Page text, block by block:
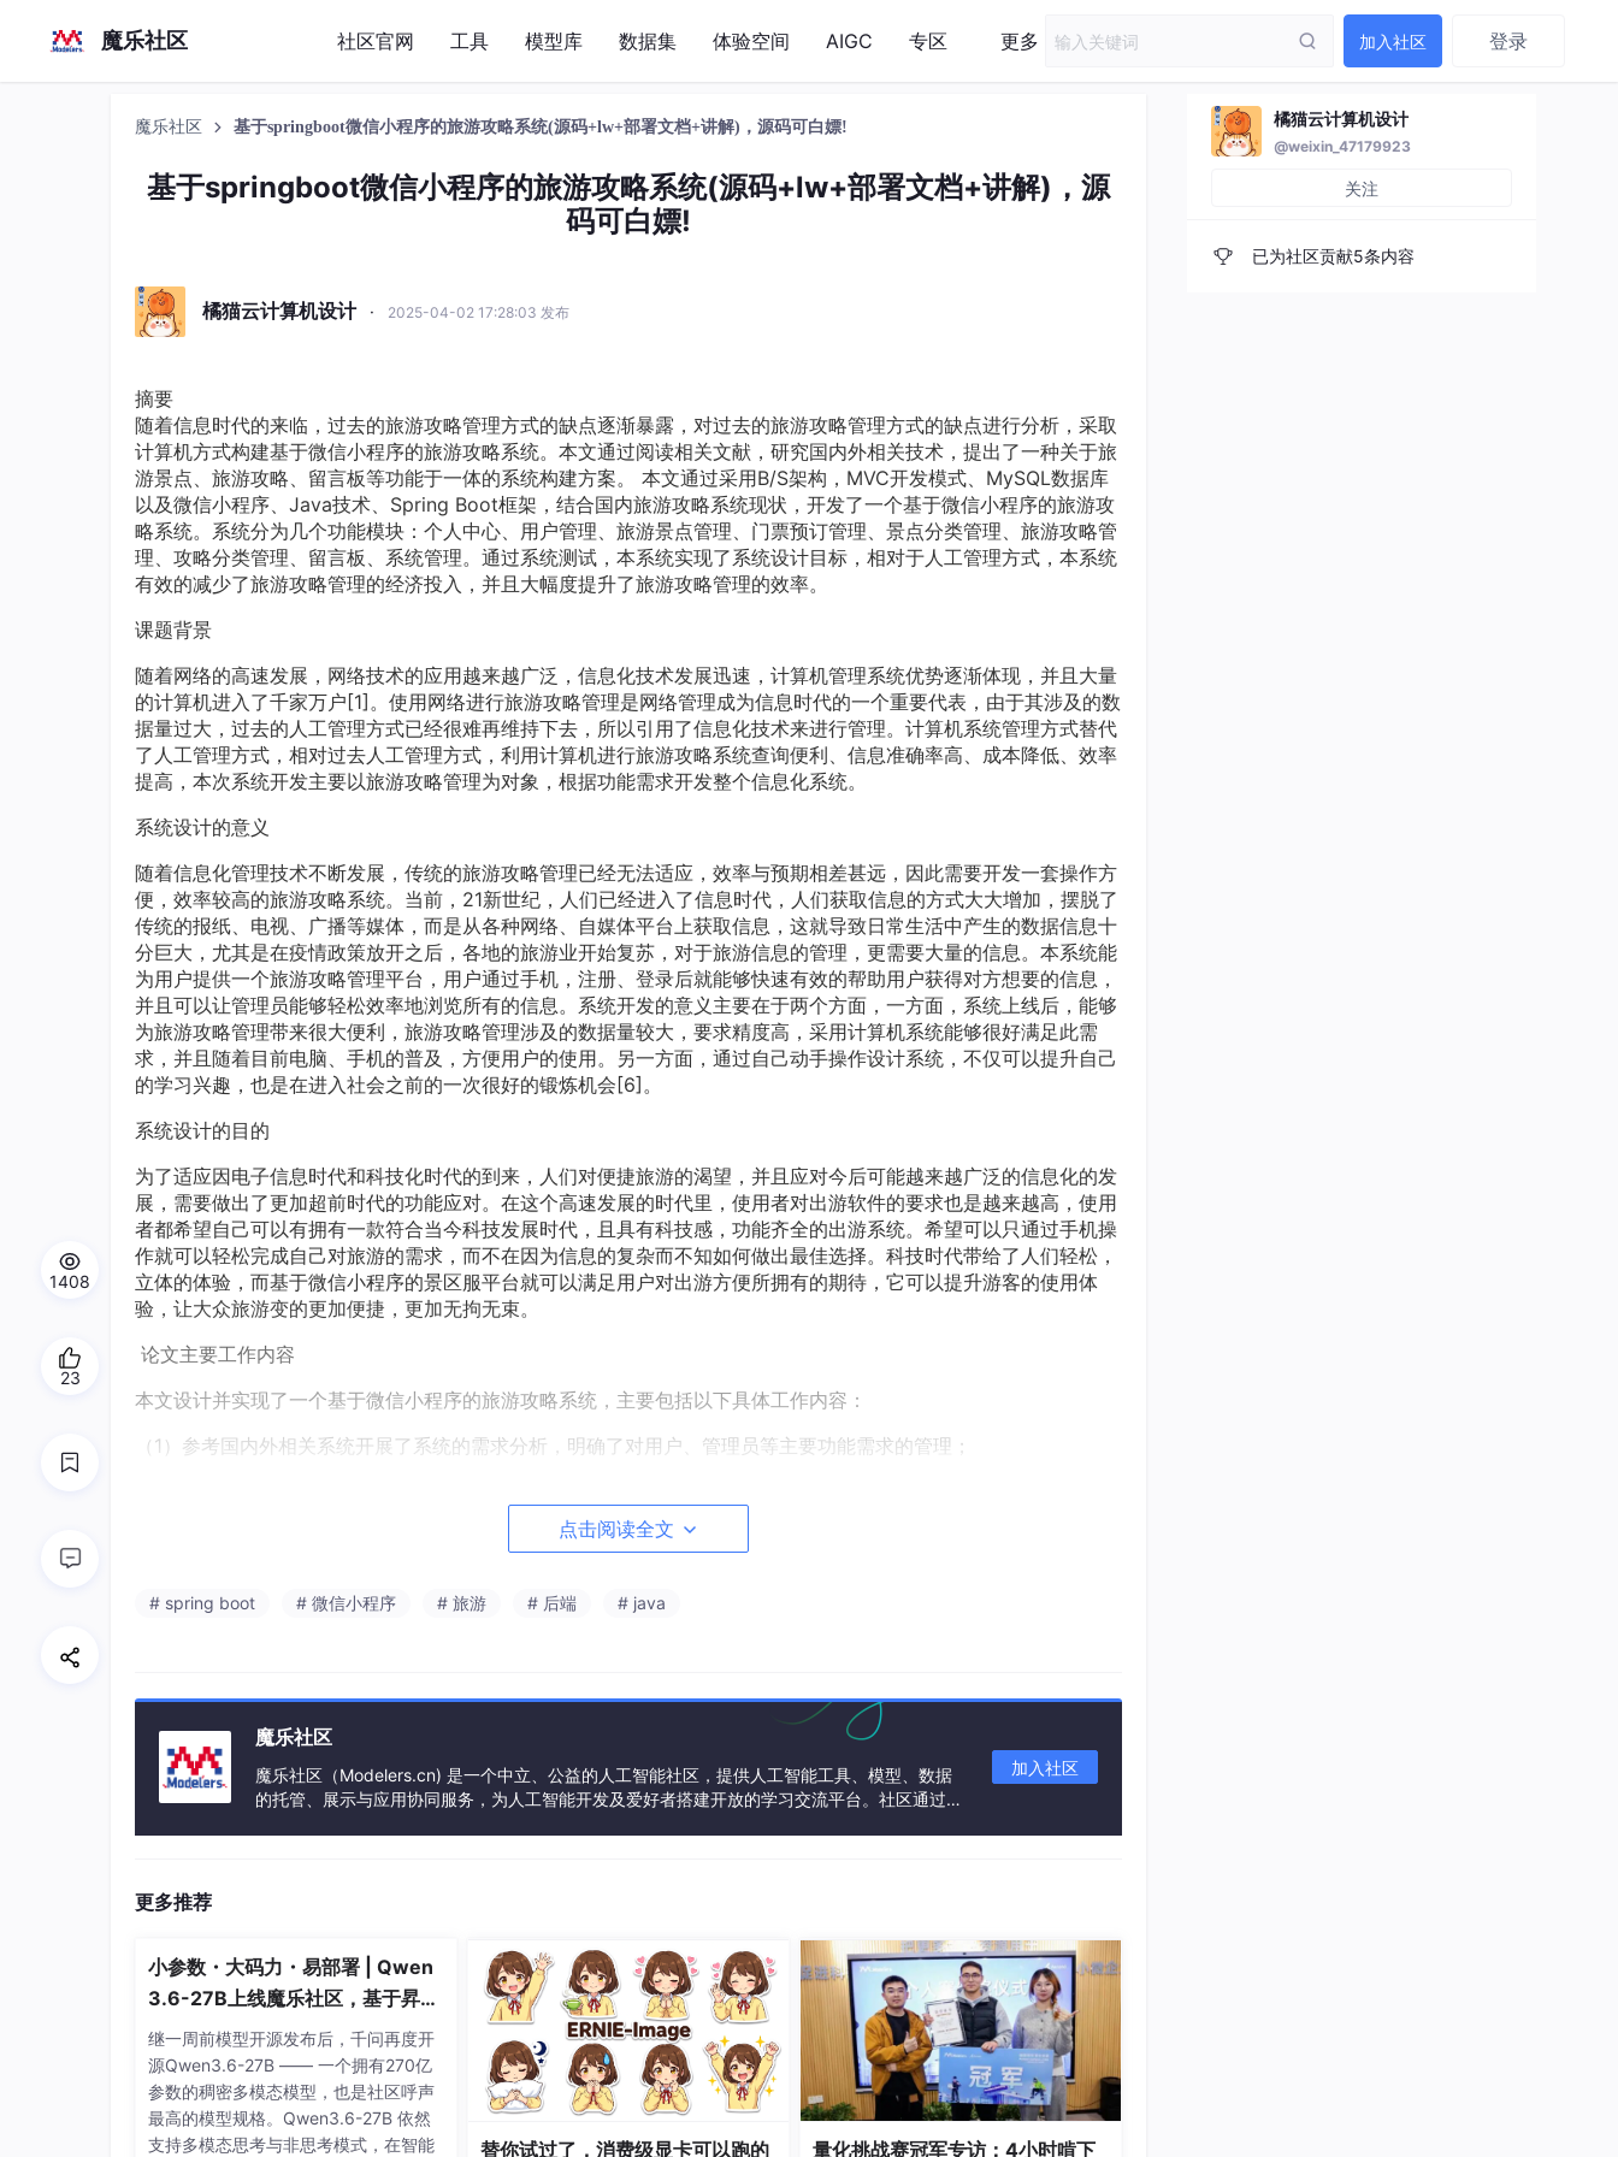
魔乐社区 社区官网 工具 模型库 数据集 体验空间 AIGC 专区 更多 加入社区 登录
魔乐社区 基于springboot微信小程序的旅游攻略系统(源码+lw+部署文档+讲解)，源码可白嫖!
基于springboot微信小程序的旅游攻略系统(源码+lw+部署文档+讲解)，源
码可白嫖!
橘猫云计算机设计 · 2025-04-02 17:28:03 发布
摘要
随着信息时代的来临，过去的旅游攻略管理方式的缺点逐渐暴露，对过去的旅游攻略管理方式的缺点进行分析，采取
计算机方式构建基于微信小程序的旅游攻略系统。本文通过阅读相关文献，研究国内外相关技术，提出了一种关于旅
游景点、旅游攻略、留言板等功能于一体的系统构建方案。 本文通过采用B/S架构，MVC开发模式、MySQL数据库
以及微信小程序、Java技术、Spring Boot框架，结合国内旅游攻略系统现状，开发了一个基于微信小程序的旅游攻
略系统。系统分为几个功能模块：个人中心、用户管理、旅游景点管理、门票预订管理、景点分类管理、旅游攻略管
理、攻略分类管理、留言板、系统管理。通过系统测试，本系统实现了系统设计目标，相对于人工管理方式，本系统
有效的减少了旅游攻略管理的经济投入，并且大幅度提升了旅游攻略管理的效率。
课题背景
随着网络的高速发展，网络技术的应用越来越广泛，信息化技术发展迅速，计算机管理系统优势逐渐体现，并且大量
的计算机进入了千家万户[1]。使用网络进行旅游攻略管理是网络管理成为信息时代的一个重要代表，由于其涉及的数
据量过大，过去的人工管理方式已经很难再维持下去，所以引用了信息化技术来进行管理。计算机系统管理方式替代
了人工管理方式，相对过去人工管理方式，利用计算机进行旅游攻略系统查询便利、信息准确率高、成本降低、效率
提高，本次系统开发主要以旅游攻略管理为对象，根据功能需求开发整个信息化系统。
系统设计的意义
随着信息化管理技术不断发展，传统的旅游攻略管理已经无法适应，效率与预期相差甚远，因此需要开发一套操作方
便，效率较高的旅游攻略系统。当前，21新世纪，人们已经进入了信息时代，人们获取信息的方式大大增加，摆脱了
传统的报纸、电视、广播等媒体，而是从各种网络、自媒体平台上获取信息，这就导致日常生活中产生的数据信息十
分巨大，尤其是在疫情政策放开之后，各地的旅游业开始复苏，对于旅游信息的管理，更需要大量的信息。本系统能
为用户提供一个旅游攻略管理平台，用户通过手机，注册、登录后就能够快速有效的帮助用户获得对方想要的信息，
并且可以让管理员能够轻松效率地浏览所有的信息。系统开发的意义主要在于两个方面，一方面，系统上线后，能够
为旅游攻略管理带来很大便利，旅游攻略管理涉及的数据量较大，要求精度高，采用计算机系统能够很好满足此需
求，并且随着目前电脑、手机的普及，方便用户的使用。另一方面，通过自己动手操作设计系统，不仅可以提升自己
的学习兴趣，也是在进入社会之前的一次很好的锻炼机会[6]。
系统设计的目的
为了适应因电子信息时代和科技化时代的到来，人们对便捷旅游的渴望，并且应对今后可能越来越广泛的信息化的发
展，需要做出了更加超前时代的功能应对。在这个高速发展的时代里，使用者对出游软件的要求也是越来越高，使用
者都希望自己可以有拥有一款符合当今科技发展时代，且具有科技感，功能齐全的出游系统。希望可以只通过手机操
作就可以轻松完成自己对旅游的需求，而不在因为信息的复杂而不知如何做出最佳选择。科技时代带给了人们轻松，
立体的体验，而基于微信小程序的景区服平台就可以满足用户对出游方便所拥有的期待，它可以提升游客的使用体
验，让大众旅游变的更加便捷，更加无拘无束。
论文主要工作内容
本文设计并实现了一个基于微信小程序的旅游攻略系统，主要包括以下具体工作内容：
（1）参考国内外相关系统开展了系统的需求分析，明确了对用户、管理员等主要功能需求的管理；
（4）对系统的注册、登录等功能进行了测试。
2.1微信开发者工具 微信小程序是由张小龙研发且于2017年1月9日正式推出的一种不用下载的就可以使用的轻量应
用，而且用完之后也不需要卸载，实现了用完即走的原则，因此小程序的传播消耗和获取用户的成本在一定程度上被
大大地降低了。这为用户与服务的连接开辟了一种新的方式。对于微信小程序更直接的理解，就是可以分解为微信和
小程序，由此不难理解，即微信小程序的开发环境就是微信，因此在微信中用户可以通过线下二维码扫一扫或者扫公
众号中关联的二维码打开小程序应用，或者用户还可以通过搜索小程序打开应用。微信小程序最重要也是最有优势的
一点就是其占用的空间非常小，因此用户从获取小程序到进入该小程序消耗的时间很少，大大的提升了用户的使用体
2.2Java简介 本套系统的开发环境主要是使用了Java编程语言,Java是作为一种高级面向对象编程语言，不但充分吸
指针映射等概念，Java吸收了C++等语言中好的一面，将不好之处，删除替换。取其精华，使得它的功能更加强
大，且十分简洁。 Java语言的特点特色十分多，它不仅简单性、健壮，并且可移植性很好，相比其他语言Java语言
更加安全和独立[11]，它还具有多线程和动态性的特点[12]。Java语言常用于编写桌面开发，系统的前端设计以及嵌
入式开发系统的应用开发等[13]。
2.3 MySQL数据库 数据库系统是一个进行数据存储的系统，数据库就是这个系统的库，用来存放通过系统的数据，
数据库在开发人员的日常生活中，占据了很大的地位。因为使用数据可以使自己系统存储数据更加方便、快捷[14]。
MySQL之所以受到广大开发人员的欢迎，主要原因使因为数据库的使用是免费的。最开始的数据库研发出后，是需
点击阅读全文
# spring boot # 微信小程序 # 旅游 # 后端 # java
魔乐社区
魔乐社区（Modelers.cn) 是一个中立、公益的人工智能社区，提供人工智能工具、模型、数据
的托管、展示与应用协同服务，为人工智能开发及爱好者搭建开放的学习交流平台。社区通过理
加入社区
更多推荐
小参数・大码力・易部署 | Qwen
3.6-27B上线魔乐社区，基于昇腾
的部署教程来了
继一周前模型开源发布后，千问再度开
源Qwen3.6-27B —— 一个拥有270亿
参数的稠密多模态模型，也是社区呼声
最高的模型规格。Qwen3.6-27B 依然
支持多模态思考与非思考模式，在智能
替你试过了，消费级显卡可以跑的
量化挑战赛冠军专访：4小时啃下
1408
23
橘猫云计算机设计
@weixin_47179923
关注
已为社区贡献5条内容